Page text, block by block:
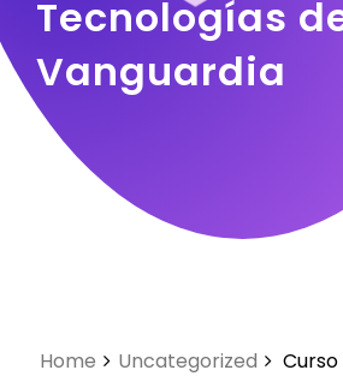
Tecnologías
Vanguardia
Home Uncategorized
Curso